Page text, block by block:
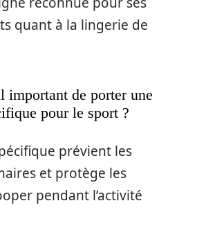
quant à la lingerie de
important de porter une
pour le sport ?
prévient les
et protège les
pendant l’activité